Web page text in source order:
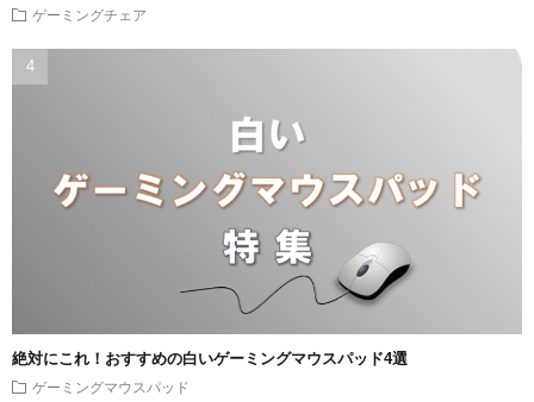
ゲーミングチェア
絶対にこれ！おすすめの白いゲーミングマウスパッド4選
ゲーミングマウスパッド